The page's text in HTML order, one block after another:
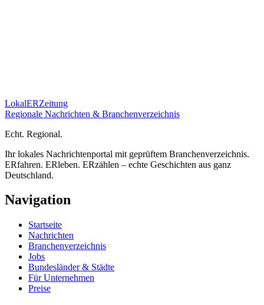
LokalERZeitung
Regionale Nachrichten & Branchenverzeichnis
Echt. Regional.
Ihr lokales Nachrichtenportal mit geprüftem Branchenverzeichnis.
ERfahren. ERleben. ERzählen – echte Geschichten aus ganz
Deutschland.
Navigation
Startseite
Nachrichten
Branchenverzeichnis
Jobs
Bundesländer & Städte
Für Unternehmen
Preise